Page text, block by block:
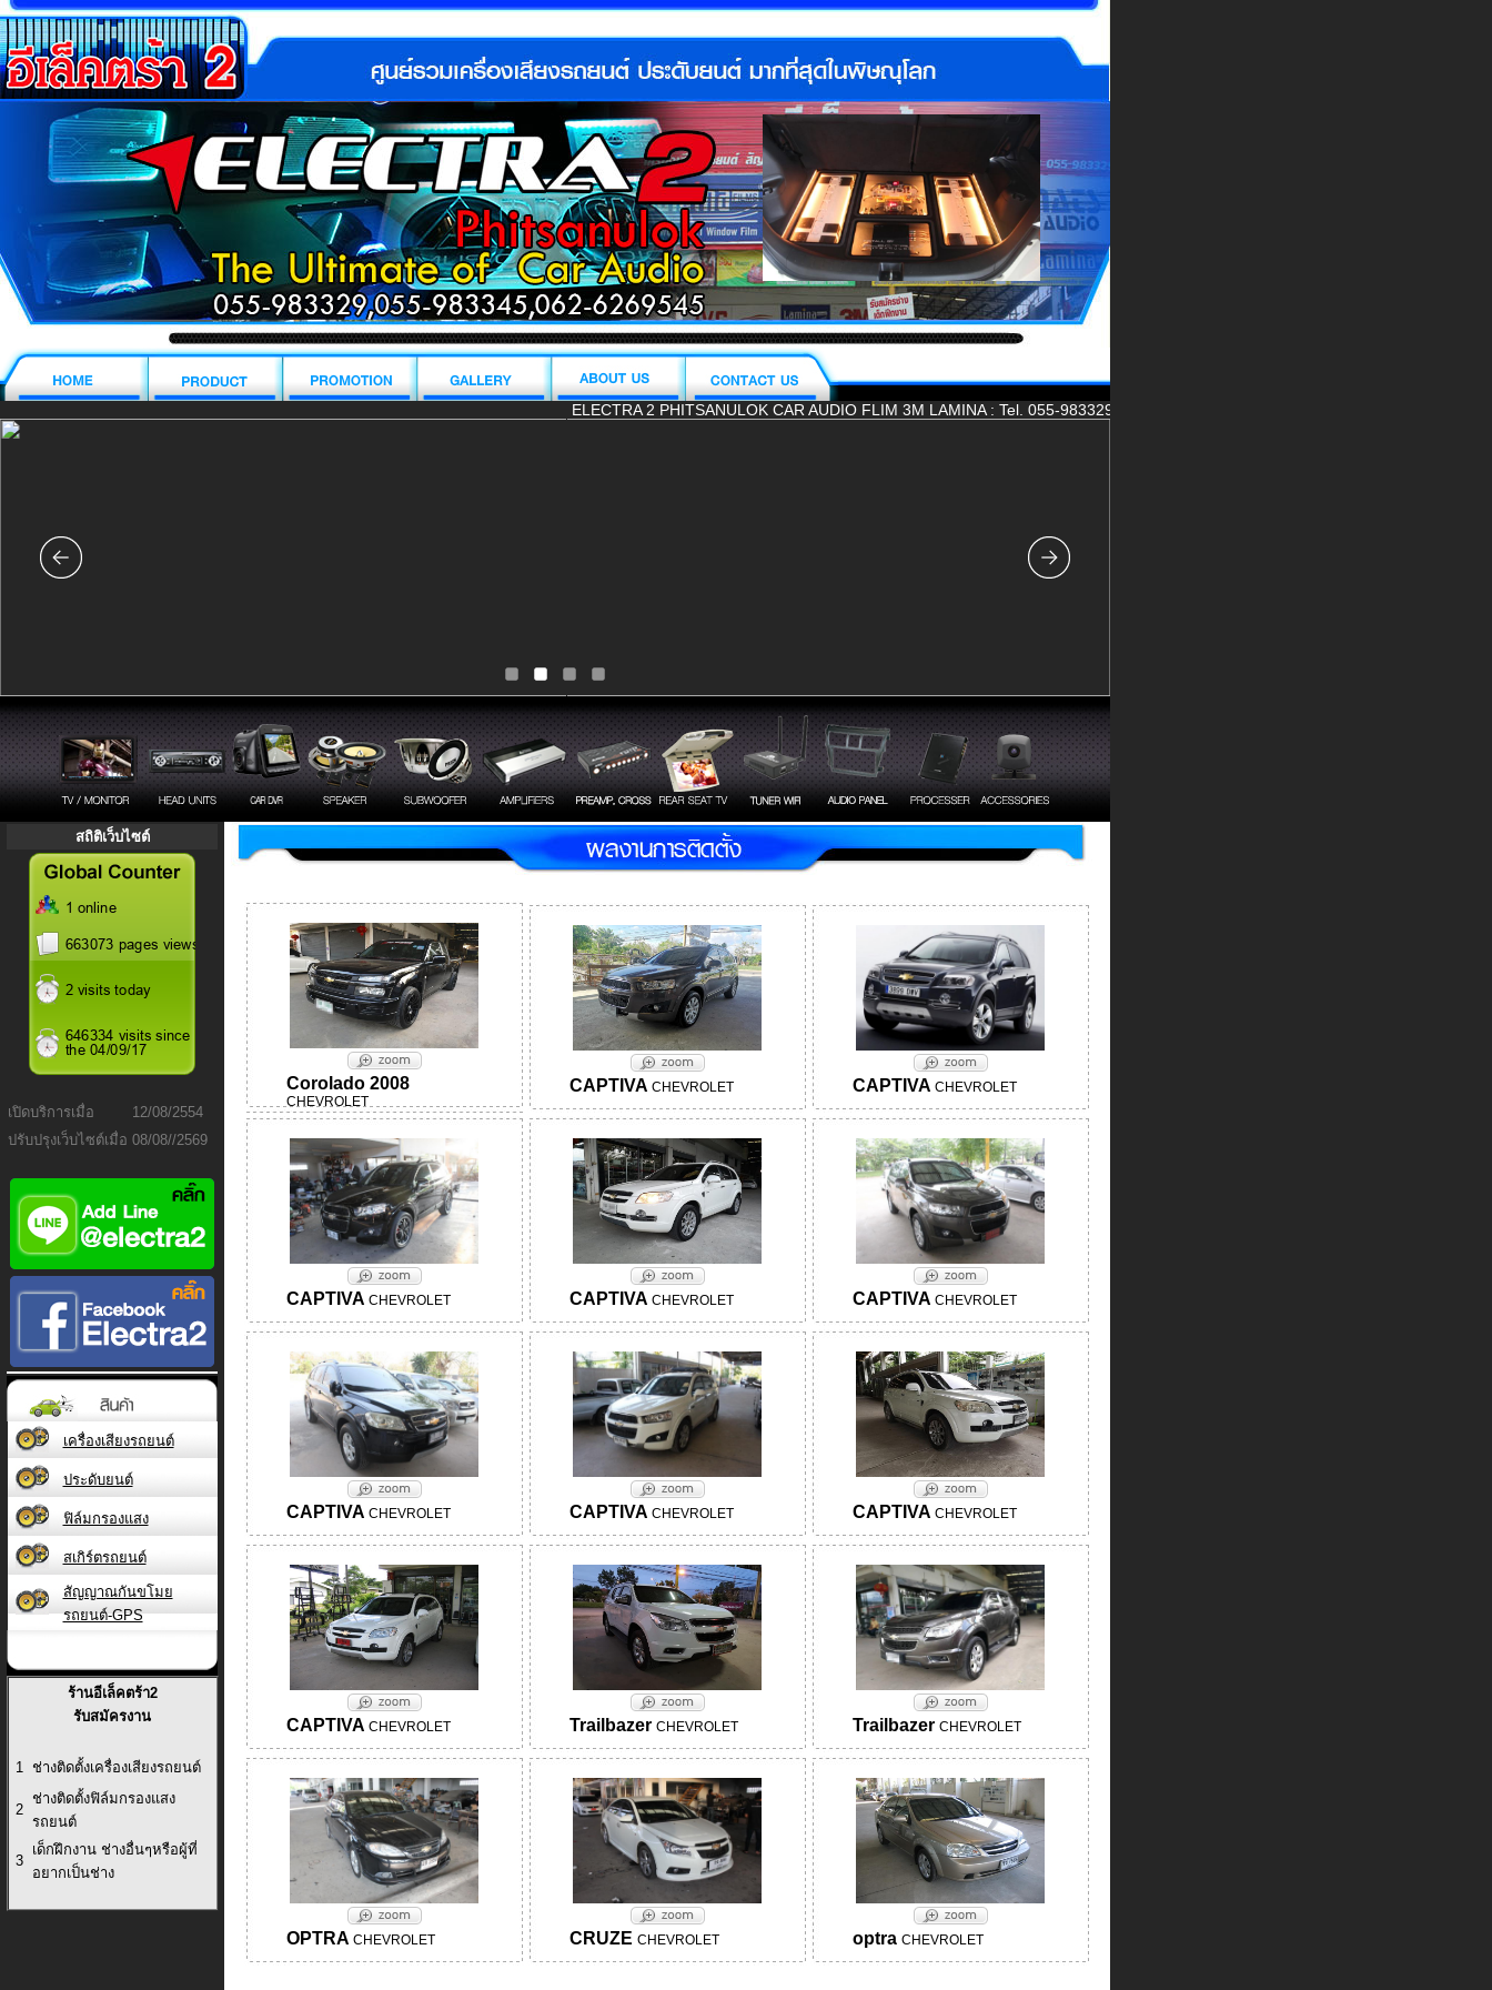
ELECTRA 2 PHITSANULOK CAR AUDIO FLIM 3M LAMINA : Tel. 055-983329,983345 Fax. 055-983330 Mobile. 062-6269545
สถิติเว็บไซต์
เปิดบริการเมื่อ
12/08/2554
ปรับปรุงเว็บไซต์เมื่อ 08/08//2569
เครื่องเสียงรถยนต์
ประดับยนต์
ฟิล์มกรองแสง
สเกิร์ตรถยนต์
สัญญาณกันขโมย
รถยนต์-GPS
ร้านอีเล็คตร้า2
รับสมัครงาน
1 ช่างติดตั้งเครื่องเสียงรถยนต์
2
ช่างติดตั้งฟิล์มกรองแสง
รถยนต์
3
เด็กฝึกงาน ช่างอื่นๆหรือผู้ที่
อยากเป็นช่าง
Corolado 2008
CHEVROLET
CAPTIVA CHEVROLET CAPTIVA CHEVROLET
CAPTIVA CHEVROLET CAPTIVA CHEVROLET CAPTIVA CHEVROLET
CAPTIVA CHEVROLET CAPTIVA CHEVROLET CAPTIVA CHEVROLET
CAPTIVA CHEVROLET Trailbazer CHEVROLET Trailbazer CHEVROLET
OPTRA CHEVROLET CRUZE CHEVROLET optra CHEVROLET